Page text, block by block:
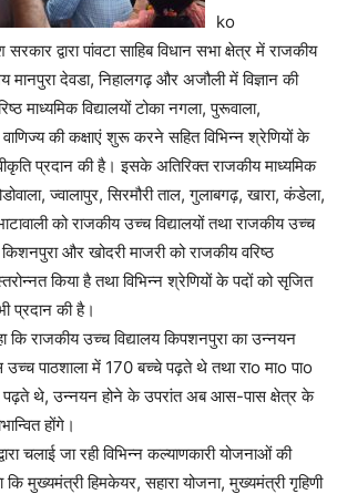
ko
द्वारा पांवटा साहिब विधान सभा क्षेत्र में राजकीय
मानपुरा देवडा, निहालगढ़ और अजौली में विज्ञान की
माध्यमिक विद्यालयों टोका नगला, पुरूवाला,
की कक्षाएं शुरू करने सहित विभिन्न श्रेणियों के
प्रदान की है। इसके अतिरिक्त राजकीय माध्यमिक
ज्वालापुर, सिरमौरी ताल, गुलाबगढ़, खारा, कंडेला,
को राजकीय उच्च विद्यालयों तथा राजकीय उच्च
किशनपुरा और खोदरी माजरी को राजकीय वरिष्ठ
किया है तथा विभिन्न श्रेणियों के पदों को सृजित
प्रदान की है।
कि राजकीय उच्च विद्यालय किपशनपुरा का उन्नयन
पाठशाला में 170 बच्चे पढ़ते थे तथा राo माo पाo
पढ़ते थे, उन्नयन होने के उपरांत अब आस-पास क्षेत्र के
होंगे।
चलाई जा रही विभिन्न कल्याणकारी योजनाओं की
कि मुख्यमंत्री हिमकेयर, सहारा योजना, मुख्यमंत्री गृहिणी